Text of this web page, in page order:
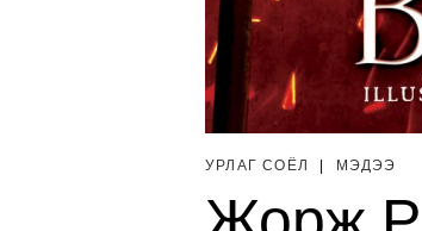
УРЛАГ СОЁЛ МЭДЭЭ